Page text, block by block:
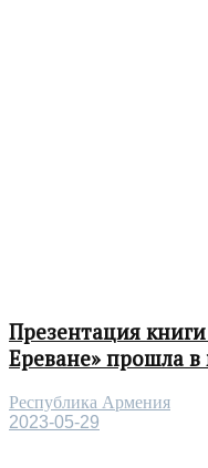
Презентация
Ереване» прошла
Республика Армения
2023-05-29